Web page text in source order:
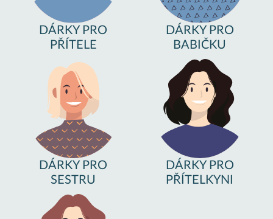
DÁRKY PRO
PŘÍTELE
DÁRKY PRO
BABIČKU
DÁRKY PRO
SESTRU
DÁRKY PRO
PŘÍTELKYNI